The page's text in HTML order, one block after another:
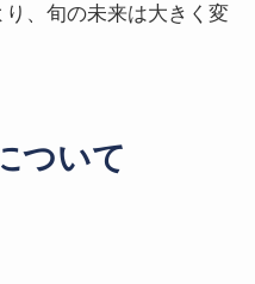
、旬の未来は大きく変
ついて